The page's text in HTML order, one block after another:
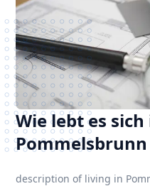
Wie lebt es sich
Pommelsbrunn
description of living in